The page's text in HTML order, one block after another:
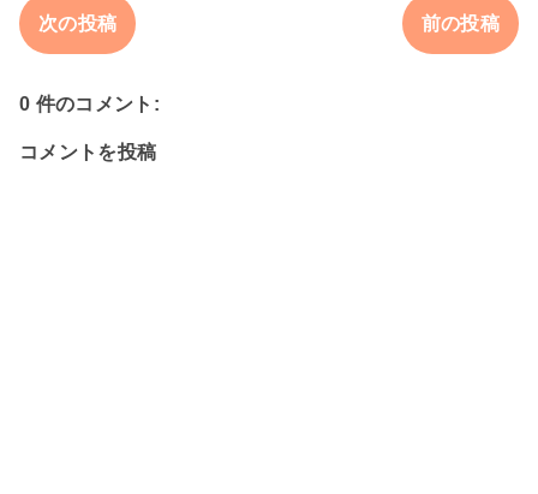
次の投稿 前の投稿
0 件のコメント:
コメントを投稿